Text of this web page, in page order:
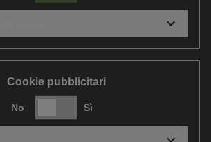
Cookie pubblicitari
No Sì